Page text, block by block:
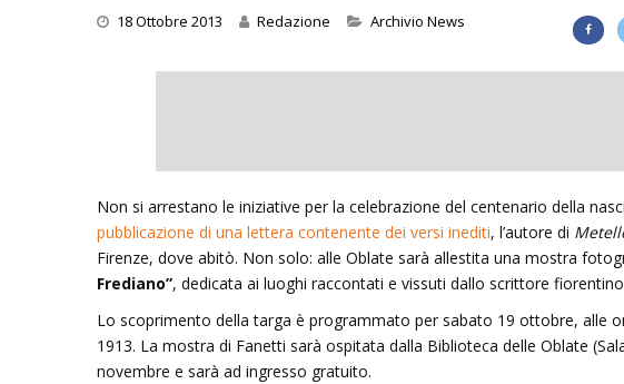
18 Ottobre 2013 Redazione Categories
Archivio News
Non si arrestano le iniziative per la celebrazione del centenario della
pubblicazione di una lettera contenente dei versi inediti, l’autore di
Firenze, dove abitò. Non solo: alle Oblate sarà allestita una mostra
Frediano”, dedicata ai luoghi raccontati e vissuti dallo scrittore
Lo scoprimento della targa è programmato per sabato 19 ottobre, alle
1913. La mostra di Fanetti sarà ospitata dalla Biblioteca delle Oblate
novembre e sarà ad ingresso gratuito.
Inseguendo un’ombra:
Andrea Camilleri
13 Dicembre 2025